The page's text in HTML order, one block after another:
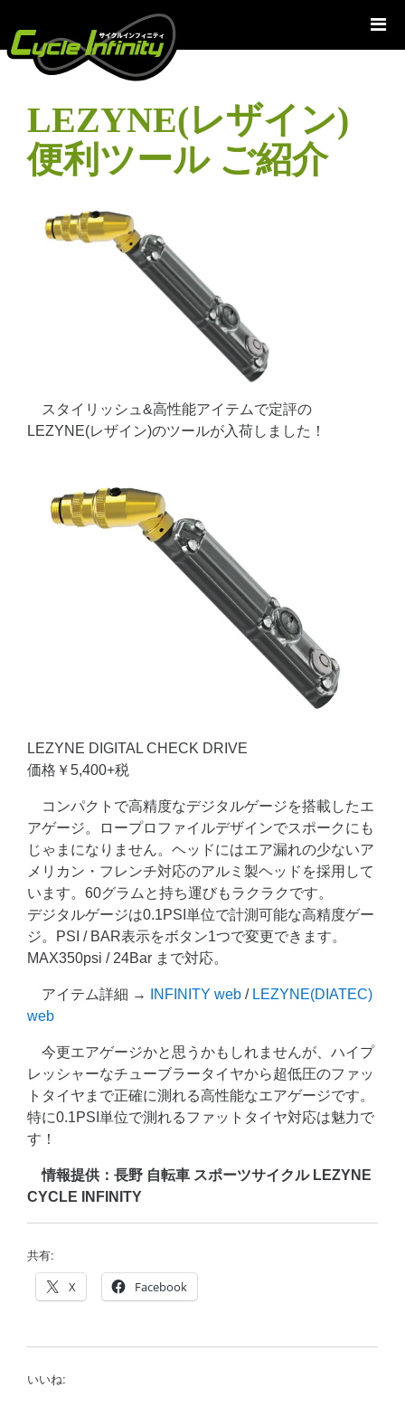
テ
LEZYNE(レザイン)
便利ツール ご紹介
スタイリッシュ&高性能アイテムで定評の
LEZYNE(レザイン)のツールが入荷しました！
LEZYNE DIGITAL CHECK DRIVE
価格￥5,400+税
コンパクトで高精度なデジタルゲージを搭載したエ
アゲージ。ロープロファイルデザインでスポークにも
じゃまになりません。ヘッドにはエア漏れの少ないア
メリカン・フレンチ対応のアルミ製ヘッドを採用して
います。60グラムと持ち運びもラクラクです。
デジタルゲージは0.1PSI単位で計測可能な高精度ゲー
ジ。PSI / BAR表示をボタン1つで変更できます。
MAX350psi / 24Bar まで対応。
アイテム詳細 → INFINITY web / LEZYNE(DIATEC)
web
今更エアゲージかと思うかもしれませんが、ハイプ
レッシャーなチューブラータイヤから超低圧のファッ
トタイヤまで正確に測れる高性能なエアゲージです。
特に0.1PSI単位で測れるファットタイヤ対応は魅力で
す！
情報提供：長野 自転車 スポーツサイクル LEZYNE
CYCLE INFINITY
共有:
X Facebook
いいね: